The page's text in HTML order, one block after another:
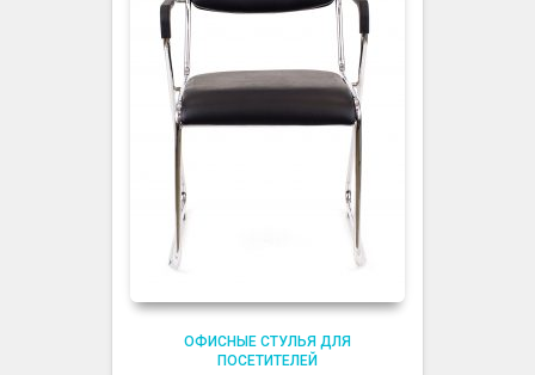
ОФИСНЫЕ СТУЛЬЯ ДЛЯ
ПОСЕТИТЕЛЕЙ